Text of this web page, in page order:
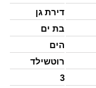
דירת גן
בת ים
הים
רוטשילד
3